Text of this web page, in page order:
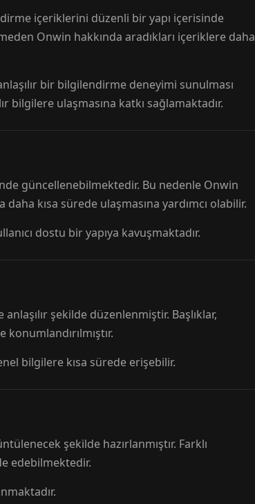
içeriklerini düzenli bir yapı içerisinde
Onwin hakkında aradıkları içeriklere daha
bir bilgilendirme deneyimi sunulması
bilgilere ulaşmasına katkı sağlamaktadır.
güncellenebilmektedir. Bu nedenle Onwin
kısa sürede ulaşmasına yardımcı olabilir.
dostu bir yapıya kavuşmaktadır.
şekilde düzenlenmiştir. Başlıklar,
bilgilere kısa sürede erişebilir.
şekilde hazırlanmıştır. Farklı
edebilmektedir.